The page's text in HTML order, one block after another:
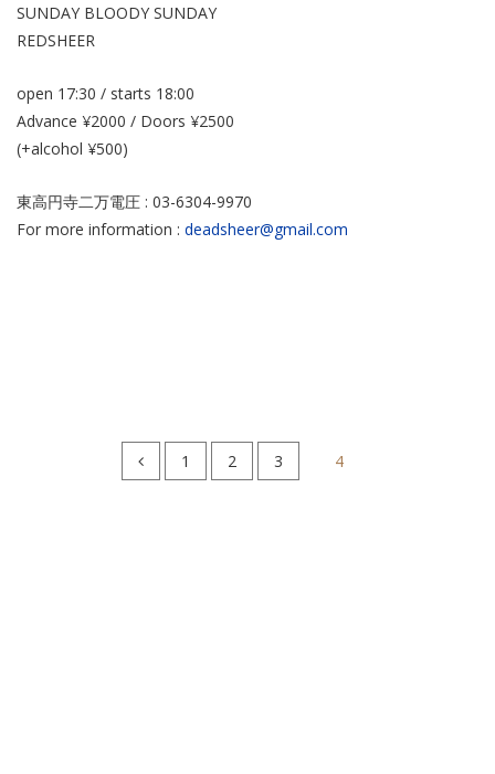
SUNDAY BLOODY SUNDAY
REDSHEER
open 17:30 / starts 18:00
Advance ¥2000 / Doors ¥2500
(+alcohol ¥500)
東高円寺二万電圧 : 03-6304-9970
For more information : deadsheer@gmail.com
1 2 3 4